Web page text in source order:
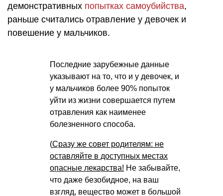
демонстративных попытках самоубийства,
раньше считались отравление у девочек и
повешение у мальчиков.
Последние зарубежные данные
указывают на то, что и у девочек, и
у мальчиков более 90% попыток
уйти из жизни совершается путем
отравления как наименее
болезненного способа.
(Сразу же совет родителям: не
оставляйте в доступных местах
опасные лекарства! Не забывайте,
что даже безобидное, на ваш
взгляд, вещество может в большой